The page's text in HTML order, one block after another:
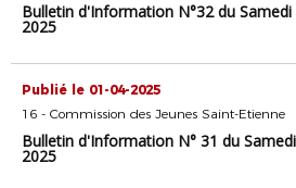
Bulletin d'Information N°32 du Samedi
2025
Publié le 01-04-2025
16 - Commission des Jeunes Saint-Etienne
Bulletin d'Information N° 31 du
2025